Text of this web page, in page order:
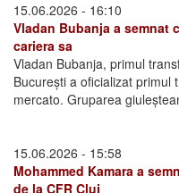
15.06.2026 - 16:10
Vladan Bubanja a semnat
cariera sa
Vladan Bubanja, primul
București a oficializat
mercato. Gruparea
15.06.2026 - 15:58
Mohammed Kamara a
de la CFR Cluj